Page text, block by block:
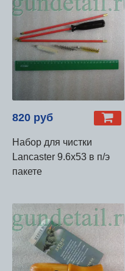
820 руб
Набор для чистки
Lancaster 9.6х53 в п/э
пакете